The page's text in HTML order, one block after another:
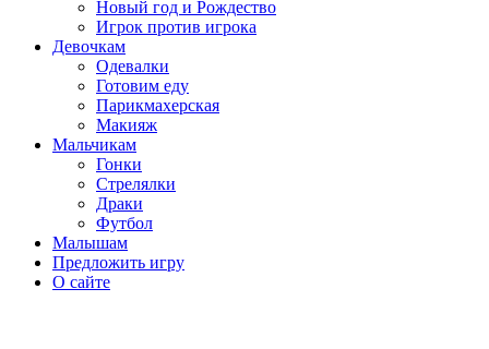
Новый год и Рождество
Игрок против игрока
Девочкам
Одевалки
Готовим еду
Парикмахерская
Макияж
Мальчикам
Гонки
Стрелялки
Драки
Футбол
Малышам
Предложить игру
О сайте